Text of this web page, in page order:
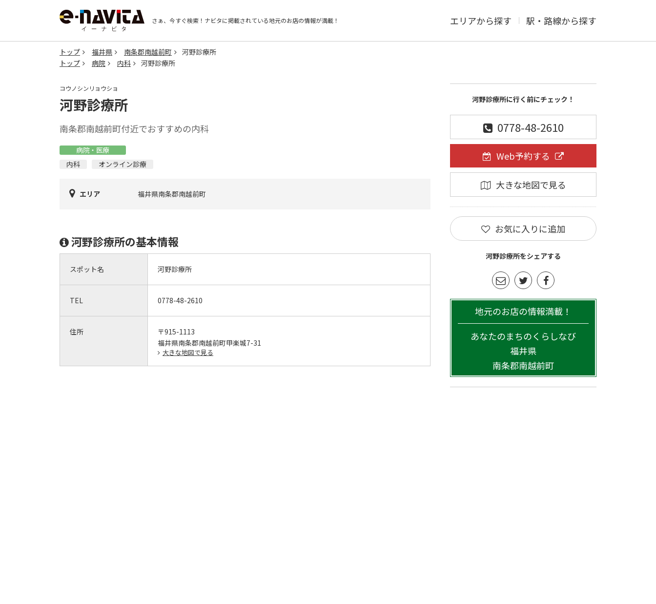
さぁ、今すぐ検索！ ナビタに掲載されている地元のお店の情報が満載！ エリアから探す 駅・路線から探す
トップ 福井県 南条郡南越前町
河野診療所
トップ
病院 内科 河野診療所
コウノシンリョウショ
河野診療所
南条郡南越前町付近でおすすめの内科
病院・医療
内科
オンライン診療
エリア 福井県南条郡南越前町
河野診療所の基本情報
スポット名 河野診療所
TEL 0778-48-2610
住所
〒915-1113
福井県南条郡南越前町甲楽城7-31
大きな地図で見る
河野診療所に行く前にチェック！
0778-48-2610
Web予約する
大きな地図で見る
お気に入りに追加
河野診療所をシェアする
地元のお店の情報満載！
あなたのまちのくらしなび
福井県
南条郡南越前町